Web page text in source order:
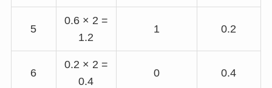
5
0.6 × 2 =
1.2
1 0.2
6
0.2 × 2 =
0.4
0 0.4